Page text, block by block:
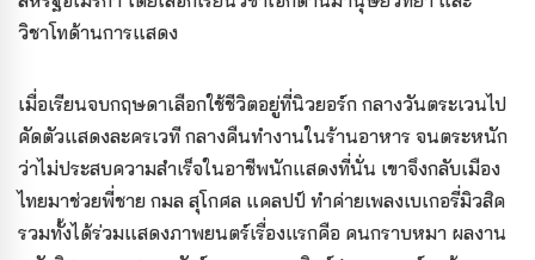
วิชาโทด้านการแสดง
เมื่อเรียนจบกฤษดาเลือกใช้ชีวิตอยู่ที่นิวยอร์ก กลางวันตระเวนไป
คัดตัวแสดงละครเวที กลางคืนทำงานในร้านอาหาร จนตระหนัก
ว่าไม่ประสบความสำเร็จในอาชีพนักแสดงที่นั่น เขาจึงกลับเมือง
ไทยมาช่วยพี่ชาย กมล สุโกศล แคลปป์ ทำค่ายเพลงเบเกอรี่มิวสิค
รวมทั้งได้ร่วมแสดงภาพยนตร์เรื่องแรกคือ คนกราบหมา ผลงาน